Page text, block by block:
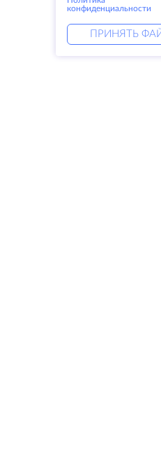
конфиденциальности
ПРИНЯТЬ